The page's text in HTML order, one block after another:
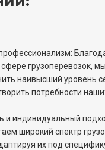
грузоперевозок,
наивысший уровень
потребности
и индивидуальный
широкий спектр
их под